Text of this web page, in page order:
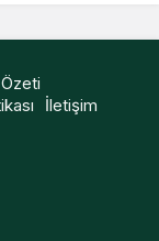
İletişim